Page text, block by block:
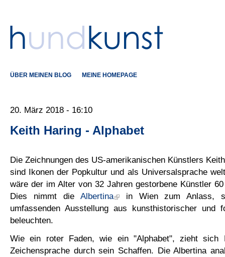
ÜBER MEINEN BLOG MEINE HOMEPAGE
20. März 2018 - 16:10
Keith Haring - Alphabet
Die Zeichnungen des US-amerikanischen Künstlers
sind Ikonen der Popkultur und als Universalsprache
wäre der im Alter von 32 Jahren gestorbene Künstler
Dies nimmt die Albertina in Wien zum Anlass,
umfassenden Ausstellung aus kunsthistorischer und
beleuchten.
Wie ein roter Faden, wie ein "Alphabet", zieht sich
Zeichensprache durch sein Schaffen. Die Albertina